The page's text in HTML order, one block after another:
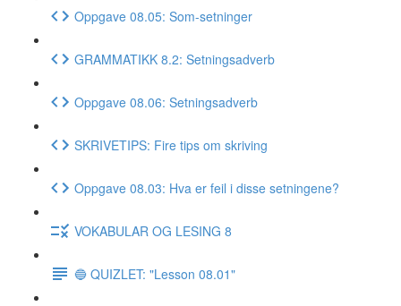
Oppgave 08.05: Som-setninger
GRAMMATIKK 8.2: Setningsadverb
Oppgave 08.06: Setningsadverb
SKRIVETIPS: Fire tips om skriving
Oppgave 08.03: Hva er feil i disse setningene?
VOKABULAR OG LESING 8
🔵 QUIZLET: "Lesson 08.01"